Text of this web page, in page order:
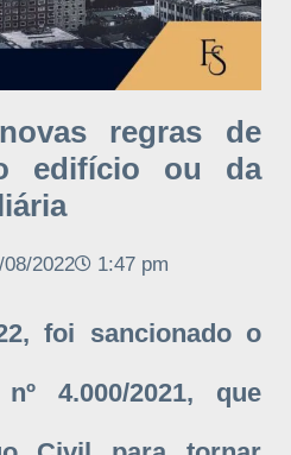
regras de
edifício ou da
08/2022 1:47 pm
foi sancionado o
4.000/2021, que